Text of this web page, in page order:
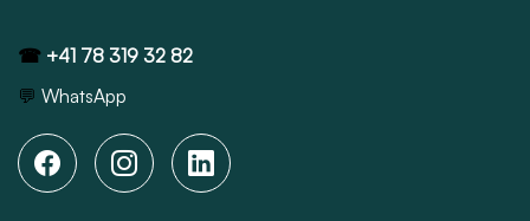
☎ +41 78 319 32 82
💬 WhatsApp